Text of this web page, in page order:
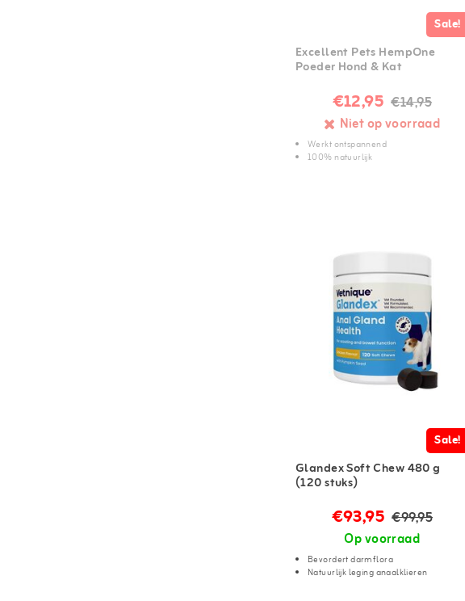
Sale!
Excellent Pets HempOne
Poeder Hond & Kat
€12,95 €14,95
Niet op voorraad
Werkt ontspannend
100% natuurlijk
Sale!
Glandex Soft Chew 480 g
(120 stuks)
€93,95 €99,95
Op voorraad
Bevordert darmflora
Natuurlijk leging anaalklieren